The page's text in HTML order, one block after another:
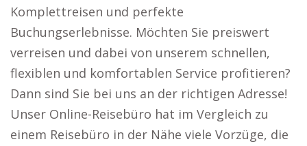
Komplettreisen und perfekte
Buchungserlebnisse. Möchten Sie preiswert
verreisen und dabei von unserem schnellen,
flexiblen und komfortablen Service profitieren?
Dann sind Sie bei uns an der richtigen Adresse!
Unser Online-Reisebüro hat im Vergleich zu
einem Reisebüro in der Nähe viele Vorzüge, die